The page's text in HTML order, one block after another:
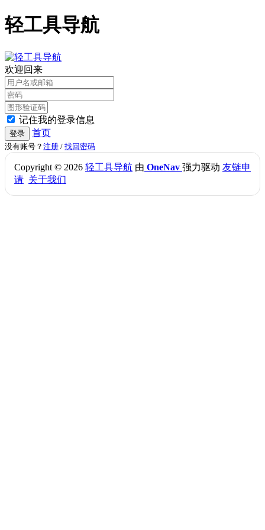
轻工具导航
欢迎回来
记住我的登录信息
登录 首页
没有账号？ 注册 / 找回密码
Copyright © 2026 轻工具导航 由 OneNav 强力驱动 友链申
请 关于我们